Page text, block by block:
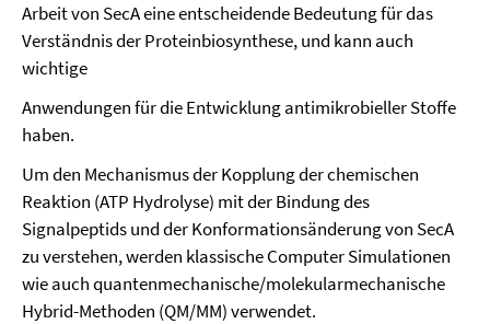
Arbeit von SecA eine entscheidende Bedeutung für das
Verständnis der Proteinbiosynthese, und kann auch
wichtige
Anwendungen für die Entwicklung antimikrobieller Stoffe
haben.
Um den Mechanismus der Kopplung der chemischen
Reaktion (ATP Hydrolyse) mit der Bindung des
Signalpeptids und der Konformationsänderung von SecA
zu verstehen, werden klassische Computer Simulationen
wie auchquantenmechanische/molekularmechanische
Hybrid-Methoden (QM/MM)verwendet.